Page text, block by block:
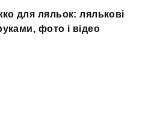
для ляльок: лялькові
фото і відео